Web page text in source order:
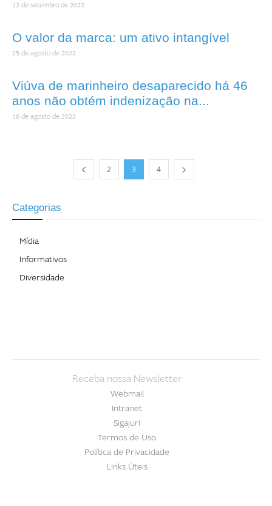
12 de setembro de 2022
O valor da marca: um ativo intangível
25 de agosto de 2022
Viúva de marinheiro desaparecido há 46
anos não obtém indenização na...
16 de agosto de 2022
2 3 4
Categorias
Mídia
Informativos
Diversidade
Receba nossa Newsletter
Webmail
Intranet
Sigajuri
Termos de Uso
Política de Privacidade
Links Úteis